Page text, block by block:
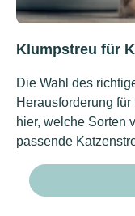
Klumpstreu für
Die Wahl des
Herausforderung
hier, welche Sorten
passende